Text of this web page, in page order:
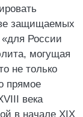
защищаемых
«для России
могущая
не только
прямое
века
в начале XIX